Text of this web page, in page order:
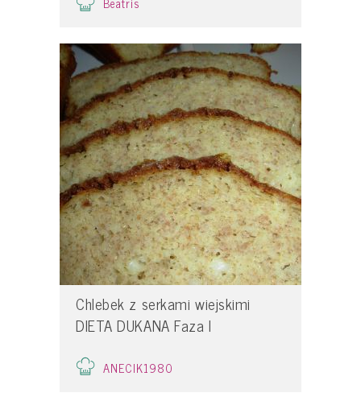
Chlebek z serkami wiejskimi
DIETA DUKANA Faza I
ANECIK1980